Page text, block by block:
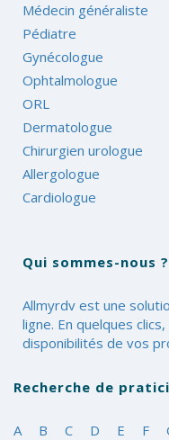
Médecin généraliste
Pédiatre
Gynécologue
Ophtalmologue
ORL
Dermatologue
Chirurgien urologue
Allergologue
Cardiologue
Qui sommes-nous ?
Allmyrdv est une
ligne. En quelques
disponibilités de vos
Recherche de
A B C D E F